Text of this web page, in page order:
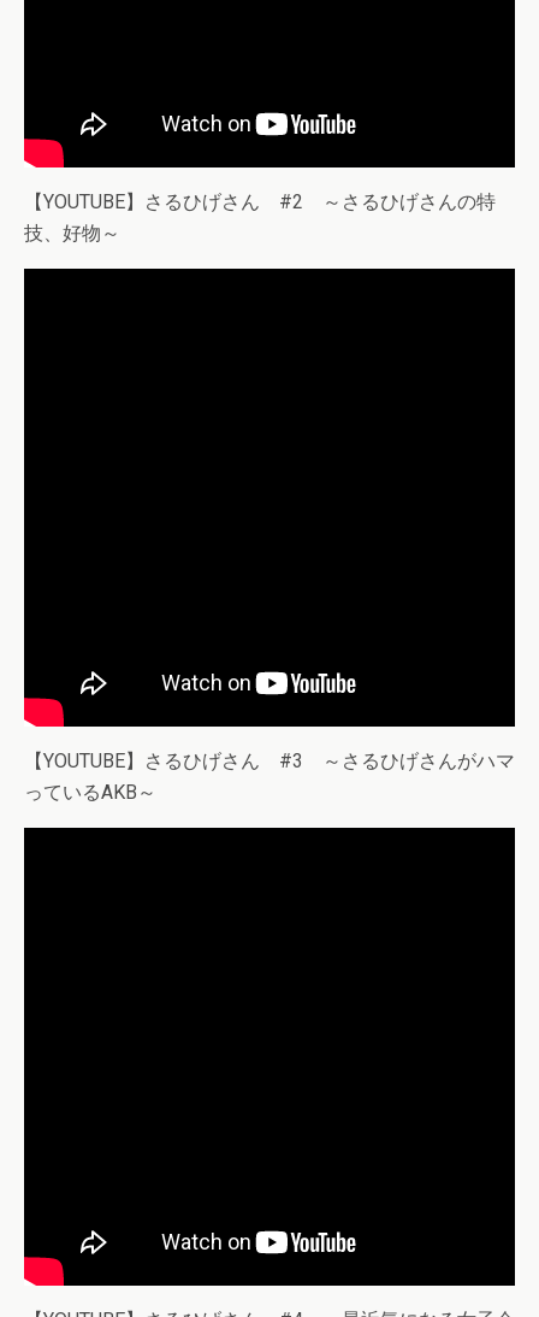
【YOUTUBE】さるひげさん #2 ～さるひげさんの特
技、好物～
【YOUTUBE】さるひげさん #3 ～さるひげさんがハマ
っているAKB～